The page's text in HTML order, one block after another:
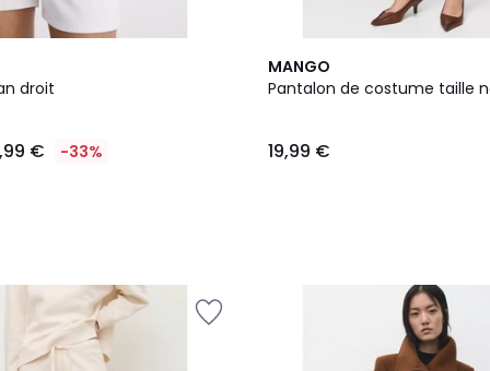
droit
€ -33%
MANGO
Pantalon de costume taille
19,99 €
2
Couleurs